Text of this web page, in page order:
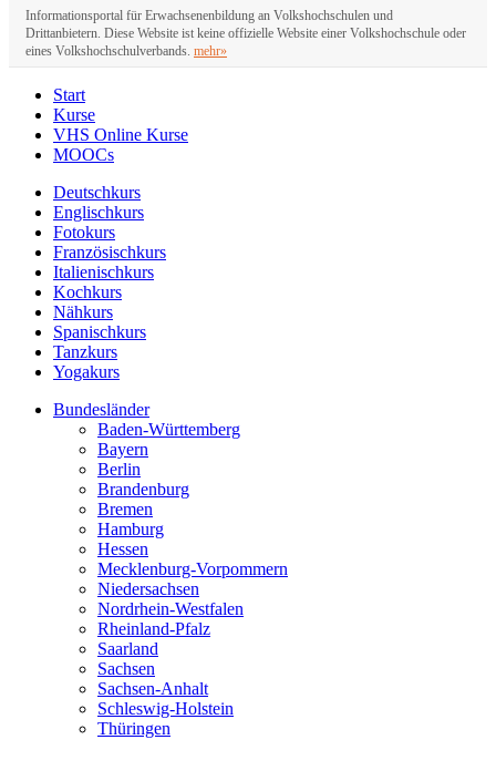
Informationsportal für Erwachsenenbildung an Volkshochschulen und
Drittanbietern. Diese Website ist keine offizielle Website einer Volkshochschule oder
eines Volkshochschulverbands. mehr»
Start
Kurse
VHS Online Kurse
MOOCs
Deutschkurs
Englischkurs
Fotokurs
Französischkurs
Italienischkurs
Kochkurs
Nähkurs
Spanischkurs
Tanzkurs
Yogakurs
Bundesländer
Baden-Württemberg
Bayern
Berlin
Brandenburg
Bremen
Hamburg
Hessen
Mecklenburg-Vorpommern
Niedersachsen
Nordrhein-Westfalen
Rheinland-Pfalz
Saarland
Sachsen
Sachsen-Anhalt
Schleswig-Holstein
Thüringen